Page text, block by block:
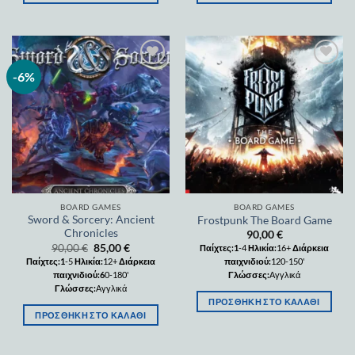
-6%
Add to
wishlist
BOARD GAMES
Sword & Sorcery: Ancient
Chronicles
90,00€ 85,00€
Παίχτες:1-5Ηλικία:12+Διάρκεια
παιχνιδιού:60-180'
Γλώσσες:Αγγλικά
ΠΡΟΣΘΉΚΗ ΣΤΟ ΚΑΛΆΘΙ
Add to
wishlist
BOARD GAMES
Frostpunk The Board Game
90,00€
Παίχτες:1-4Ηλικία:16+Διάρκεια
παιχνιδιού:120-150'
Γλώσσες:Αγγλικά
ΠΡΟΣΘΉΚΗ ΣΤΟ ΚΑΛΆΘΙ